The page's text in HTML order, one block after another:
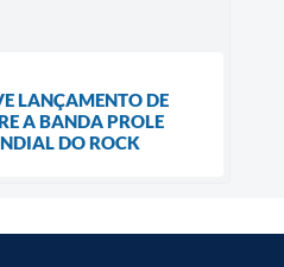
LANÇAMENTO DE
A BANDA PROLE
DO ROCK